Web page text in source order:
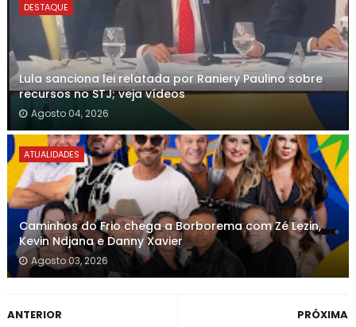
DESTAQUE
Lula sanciona lei relatada por Raniery Paulino sobre
recursos no STJ; veja vídeos
Agosto 04, 2026
ATUALIDADES
Caminhos do Frio chega a Borborema com Zé Lezin,
Kevin Ndjana e Danny Xavier
Agosto 03, 2026
PRÓXIMA
ANTERIOR